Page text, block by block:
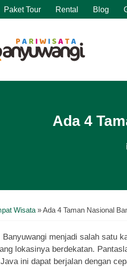
Paket Tour Rental Blog
Ada 4
Wisata »Ada 4 Taman Nasional
Banyuwangi menjadi salah satu
lokasinya berdekatan.
ini dapat berjalan dengan